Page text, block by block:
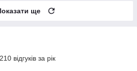
ще
відгуків за рік